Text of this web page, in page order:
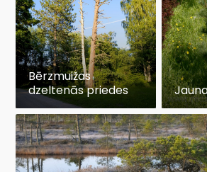
Bērzmuižas
dzeltenās priedes